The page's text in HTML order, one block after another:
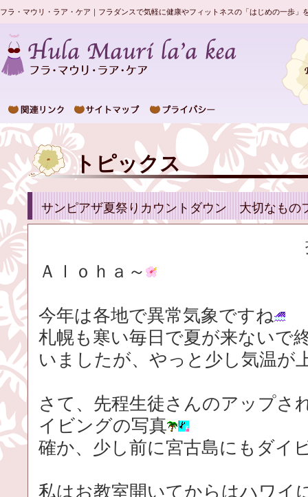
フラ・マウリ・ラア・ケア｜フラダンスで気軽に健康やフィットネスの「はじめの一歩
トピックス
サンピアザ夏祭りカウントダウン 大切なもの
Ａｌｏｈａ～
今年は各地で異常気象ですね
札幌も寒い毎日で夏が来ないで
いましたが、やっと少し気温が
さて、先程生徒さんのアップさ
イビングの写真
確か、少し前に宮古島にもダイ
私はお教室開いてからはハワイ